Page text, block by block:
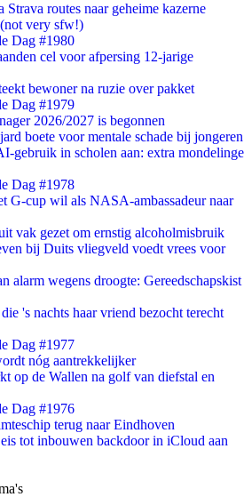
routes naar geheime kazerne
very sfw!)
Dag #1980
cel voor afpersing 12-jarige
bewoner na ruzie over pakket
Dag #1979
2026/2027 is begonnen
boete voor mentale schade bij jongeren
gebruik in scholen aan: extra mondelinge
Dag #1978
G-cup wil als NASA-ambassadeur naar
vak gezet om ernstig alcoholmisbruik
bij Duits vliegveld voedt vrees voor
alarm wegens droogte: Gereedschapskist
's nachts haar vriend bezocht terecht
Dag #1977
nóg aantrekkelijker
op de Wallen na golf van diefstal en
Dag #1976
terug naar Eindhoven
tot inbouwen backdoor in iCloud aan